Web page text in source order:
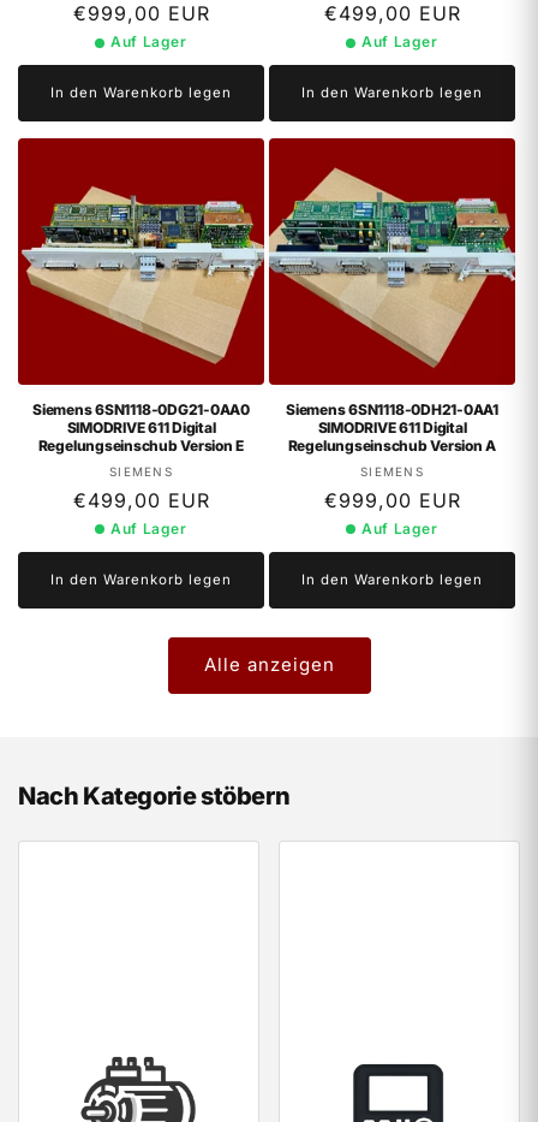
Normaler
Preis
€999,00 EUR
Auf Lager
In den Warenkorb legen
Normaler
Preis
€499,00 EUR
Auf Lager
In den Warenkorb legen
Siemens 6SN1118-0DG21-0AA0
SIMODRIVE 611 Digital
Regelungseinschub Version E
Anbieter:
SIEMENS
Normaler
Preis
€499,00 EUR
Auf Lager
In den Warenkorb legen
Siemens 6SN1118-0DH21-0AA1
SIMODRIVE 611 Digital
Regelungseinschub Version A
Anbieter:
SIEMENS
Normaler
Preis
€999,00 EUR
Auf Lager
In den Warenkorb legen
Alle anzeigen
Nach Kategorie stöbern